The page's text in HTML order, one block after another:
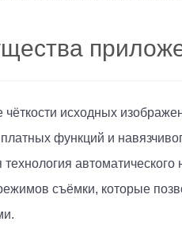
исходных
платных функций и
технология
съёмки, которые